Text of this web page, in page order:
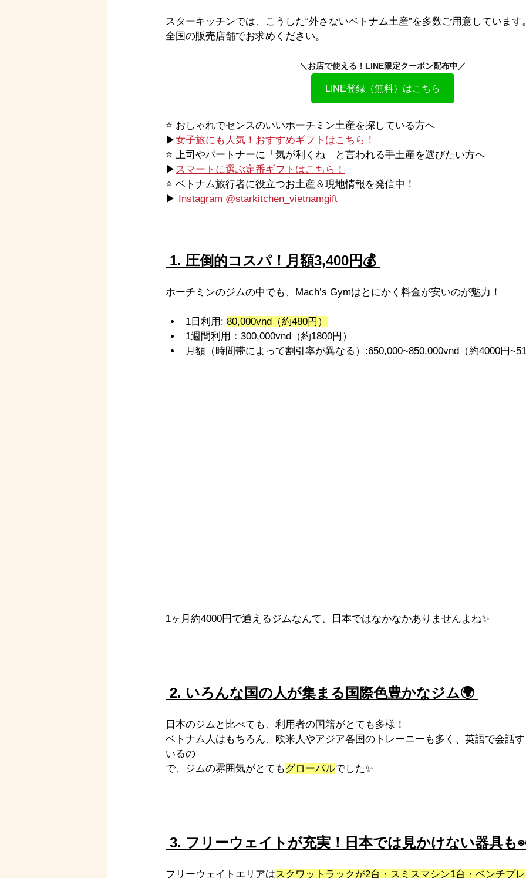
スターキッチンでは、こうした“外さないベトナム土産”を多数ご用意していま
全国の販売店舗でお求めください。
＼お店で使える！LINE限定クーポン配布中／
LINE登録（無料）はこちら
⭐️ おしゃれでセンスのいいホーチミン土産を探している方へ
▶女子旅にも人気！おすすめギフトはこちら！
⭐️ 上司やパートナーに「気が利くね」と言われる手土産を選びたい方へ
▶ スマートに選ぶ定番ギフトはこちら！
⭐️ ベトナム旅行者に役立つお土産＆現地情報を発信中！
▶ Instagram @starkitchen_vietnamgift
1. 圧倒的コスパ！月額3,400円💰
ホーチミンのジムの中でも、Mach’s Gymはとにかく料金が安いのが魅力！
1日利用: 80,000vnd（約480円）
1週間利用：300,000vnd（約1800円）
月額（時間帯によって割引率が異なる）:650,000~850,000vnd（約4000円
1ヶ月約4000円で通えるジムなんて、日本ではなかなかありませんよね✨
2. いろんな国の人が集まる国際色豊かなジム🌍
日本のジムと比べても、利用者の国籍がとても多様！
ベトナム人はもちろん、欧米人やアジア各国のトレーニーも多く、英語で会話
いるの
で、ジムの雰囲気がとても グローバルでした✨
3. フリーウェイトが充実！日本では見かけない器具も
フリーウェイトエリアはスクワットラックが2台・スミスマシン1台・ベンチプ